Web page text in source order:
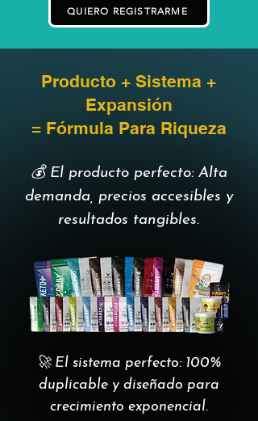
QUIERO REGISTRARME
Producto + Sistema +
Expansión
= Fórmula Para Riqueza
💰 El producto perfecto: Alta
demanda, precios accesibles y
resultados tangibles.
🚀 El sistema perfecto: 100%
duplicable y diseñado para
crecimiento exponencial.